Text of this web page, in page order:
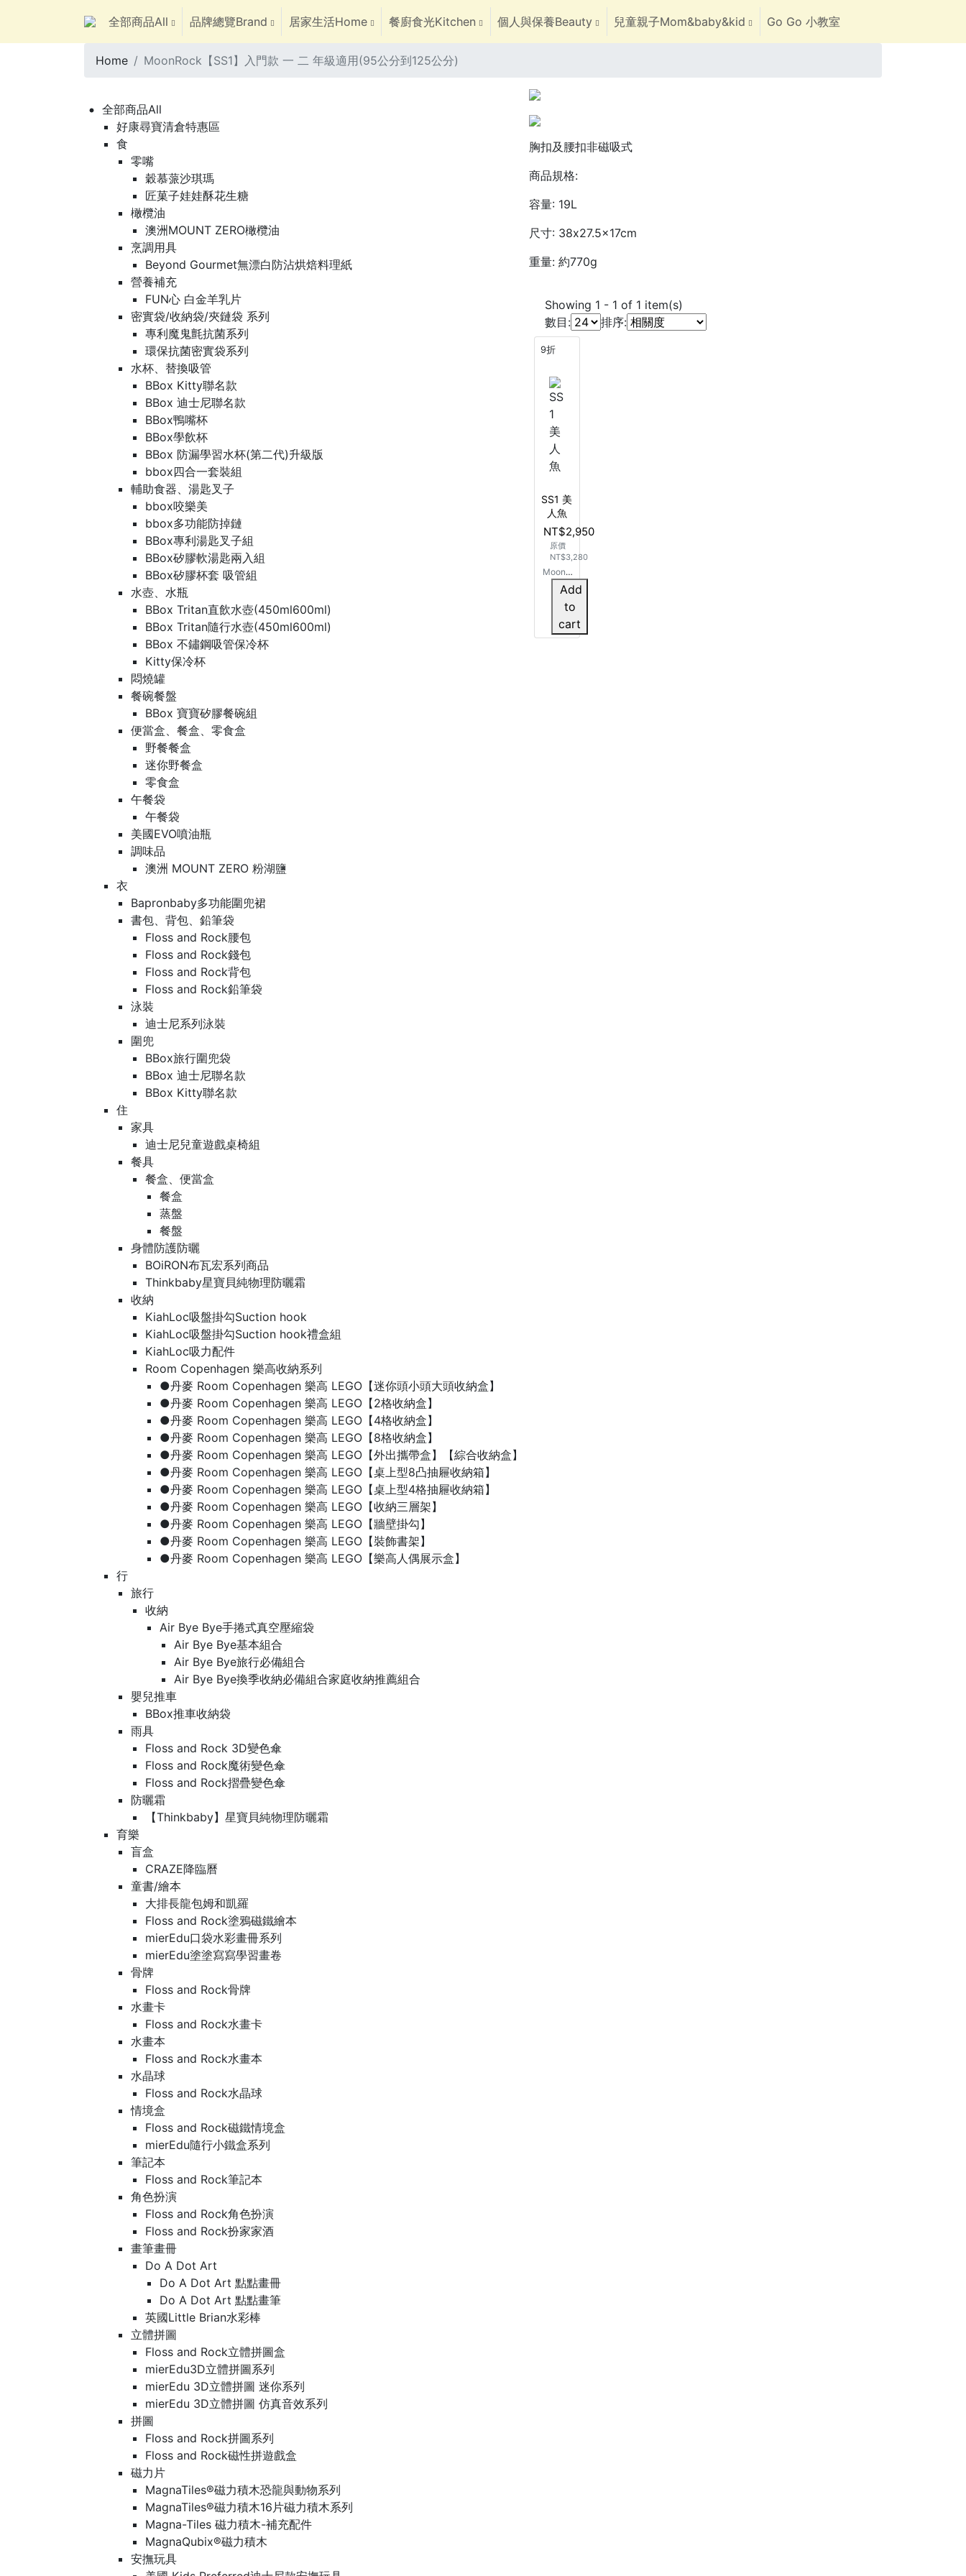
全部商品All 品牌總覽Brand 居家生活Home 餐廚食光Kitchen 個人與保養Beauty 兒童親子Mom&baby&kid Go Go 小教室
Home MoonRock【SS1】入門款 一 二 年級適用(95公分到125公分)
全部商品All
好康尋寶清倉特惠區
食
零嘴
穀慕蒎沙琪瑪
匠菓子娃娃酥花生糖
橄欖油
澳洲MOUNT ZERO橄欖油
烹調用具
Beyond Gourmet無漂白防沾烘焙料理紙
營養補充
FUN心 白金羊乳片
密實袋/收納袋/夾鏈袋 系列
專利魔鬼氈抗菌系列
環保抗菌密實袋系列
水杯、替換吸管
BBox Kitty聯名款
BBox 迪士尼聯名款
BBox鴨嘴杯
BBox學飲杯
BBox 防漏學習水杯(第二代)升級版
bbox四合一套裝組
輔助食器、湯匙叉子
bbox咬樂美
bbox多功能防掉鏈
BBox專利湯匙叉子組
BBox矽膠軟湯匙兩入組
BBox矽膠杯套 吸管組
水壺、水瓶
BBox Tritan直飲水壺(450ml600ml)
BBox Tritan隨行水壺(450ml600ml)
BBox 不鏽鋼吸管保冷杯
Kitty保冷杯
悶燒罐
餐碗餐盤
BBox 寶寶矽膠餐碗組
便當盒、餐盒、零食盒
野餐餐盒
迷你野餐盒
零食盒
午餐袋
午餐袋
美國EVO噴油瓶
調味品
澳洲 MOUNT ZERO 粉湖鹽
衣
Bapronbaby多功能圍兜裙
書包、背包、鉛筆袋
Floss and Rock腰包
Floss and Rock錢包
Floss and Rock背包
Floss and Rock鉛筆袋
泳裝
迪士尼系列泳裝
圍兜
BBox旅行圍兜袋
BBox 迪士尼聯名款
BBox Kitty聯名款
住
家具
迪士尼兒童遊戲桌椅組
餐具
餐盒、便當盒
餐盒
蒸盤
餐盤
身體防護防曬
BOiRON布瓦宏系列商品
Thinkbaby星寶貝純物理防曬霜
收納
KiahLoc吸盤掛勾Suction hook
KiahLoc吸盤掛勾Suction hook禮盒組
KiahLoc吸力配件
Room Copenhagen 樂高收納系列
●丹麥 Room Copenhagen 樂高 LEGO【迷你頭小頭大頭收納盒】
●丹麥 Room Copenhagen 樂高 LEGO【2格收納盒】
●丹麥 Room Copenhagen 樂高 LEGO【4格收納盒】
●丹麥 Room Copenhagen 樂高 LEGO【8格收納盒】
●丹麥 Room Copenhagen 樂高 LEGO【外出攜帶盒】【綜合收納盒】
●丹麥 Room Copenhagen 樂高 LEGO【桌上型8凸抽屜收納箱】
●丹麥 Room Copenhagen 樂高 LEGO【桌上型4格抽屜收納箱】
●丹麥 Room Copenhagen 樂高 LEGO【收納三層架】
●丹麥 Room Copenhagen 樂高 LEGO【牆壁掛勾】
●丹麥 Room Copenhagen 樂高 LEGO【裝飾書架】
●丹麥 Room Copenhagen 樂高 LEGO【樂高人偶展示盒】
行
旅行
收納
Air Bye Bye手捲式真空壓縮袋
Air Bye Bye基本組合
Air Bye Bye旅行必備組合
Air Bye Bye換季收納必備組合家庭收納推薦組合
嬰兒推車
BBox推車收納袋
雨具
Floss and Rock 3D變色傘
Floss and Rock魔術變色傘
Floss and Rock摺疊變色傘
防曬霜
【Thinkbaby】星寶貝純物理防曬霜
育樂
盲盒
CRAZE降臨曆
童書/繪本
大排長龍包姆和凱羅
Floss and Rock塗鴉磁鐵繪本
mierEdu口袋水彩畫冊系列
mierEdu塗塗寫寫學習畫卷
骨牌
Floss and Rock骨牌
水畫卡
Floss and Rock水畫卡
水畫本
Floss and Rock水畫本
水晶球
Floss and Rock水晶球
情境盒
Floss and Rock磁鐵情境盒
mierEdu隨行小鐵盒系列
筆記本
Floss and Rock筆記本
角色扮演
Floss and Rock角色扮演
Floss and Rock扮家家酒
畫筆畫冊
Do A Dot Art
Do A Dot Art 點點畫冊
Do A Dot Art 點點畫筆
英國Little Brian水彩棒
立體拼圖
Floss and Rock立體拼圖盒
mierEdu3D立體拼圖系列
mierEdu 3D立體拼圖 迷你系列
mierEdu 3D立體拼圖 仿真音效系列
拼圖
Floss and Rock拼圖系列
Floss and Rock磁性拼遊戲盒
磁力片
MagnaTiles®磁力積木恐龍與動物系列
MagnaTiles®磁力積木16片磁力積木系列
Magna-Tiles 磁力積木-補充配件
MagnaQubix®磁力積木
安撫玩具
胸扣及腰扣非磁吸式
商品規格:
容量: 19L
尺寸: 38x27.5x17cm
重量: 約770g
Showing 1 - 1 of 1 item(s)
數目:
排序:
9折
SS1 美
人魚
NT$2,950
原價
NT$3,280
MoonR
ock【S
門款 一
二 年級
適用(95
Add
to
cart